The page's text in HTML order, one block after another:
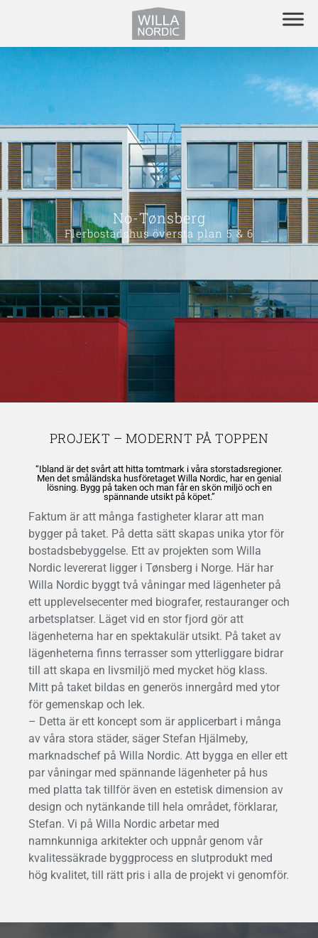
No-Tønsberg
Flerbostadshus översta plan 5 & 6
PROJEKT – MODERNT PÅ TOPPEN
“Ibland är det svårt att hitta tomtmark i våra storstadsregioner.
Men det småländska husföretaget Willa Nordic, har en genial
lösning. Bygg på taken och man får en skön miljö och en
spännande utsikt på köpet.”
Faktum är att många fastigheter klarar att man
bygger på taket. På detta sätt skapas unika ytor för
bostadsbebyggelse. Ett av projekten som Willa
Nordic levererat ligger i Tønsberg i Norge. Här har
Willa Nordic byggt två våningar med lägenheter på
ett upplevelsecenter med biografer, restauranger och
arbetsplatser. Läget vid en stor fjord gör att
lägenheterna har en spektakulär utsikt. På taket av
lägenheterna finns terrasser som ytterliggare bidrar
till att skapa en livsmiljö med mycket hög klass.
Mitt på taket bildas en generös innergård med ytor
för gemenskap och lek.
– Detta är ett koncept som är applicerbart i många
av våra stora städer, säger Stefan Hjälmeby,
marknadschef på Willa Nordic. Att bygga en eller ett
par våningar med spännande lägenheter på hus
med platta tak tillför även en estetisk dimension av
design och nytänkande till hela området, förklarar,
Stefan. Vi på Willa Nordic arbetar med
namnkunniga arkitekter och uppnår genom vår
kvalitessäkrade byggprocess en slutprodukt med
hög kvalitet, till rätt pris i alla de projekt vi genomför.